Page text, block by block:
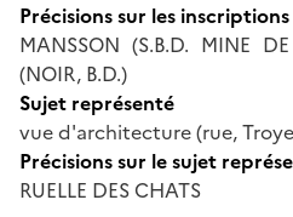
Précisions sur les inscriptions
MANSSON (S.B.D. MINE
(NOIR, B.D.)
Sujet représenté
vue d'architecture (rue,
Précisions sur le sujet
RUELLE DES CHATS